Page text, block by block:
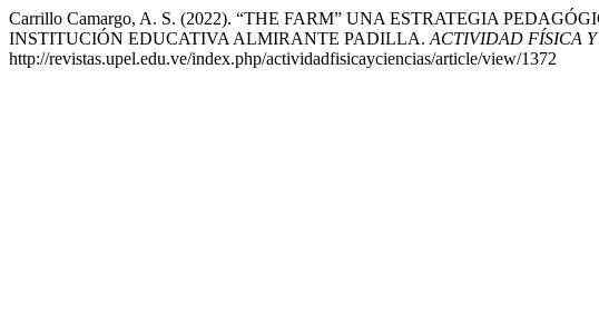
Carrillo Camargo, A. S. (2022). “THE FARM” UNA ESTRATEGIA
INSTITUCIÓN EDUCATIVA ALMIRANTE PADILLA. ACTIVIDAD FÍSICA
http://revistas.upel.edu.ve/index.php/actividadfisicayciencias/article/view/1372